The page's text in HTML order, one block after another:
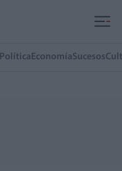
Política EconomíaSucesos